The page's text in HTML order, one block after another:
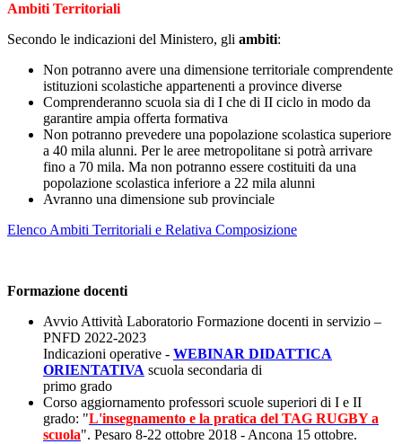
Ambiti Territoriali
Secondo le indicazioni del Ministero, gli ambiti:
Non potranno avere una dimensione territoriale comprendente
istituzioni scolastiche appartenenti a province diverse
Comprenderanno scuola sia di I che di II ciclo in modo da
garantire ampia offerta formativa
Non potranno prevedere una popolazione scolastica superiore
a 40 mila alunni. Per le aree metropolitane si potrà arrivare
fino a 70 mila. Ma non potranno essere costituiti da una
popolazione scolastica inferiore a 22 mila alunni
Avranno una dimensione sub provinciale
Elenco Ambiti Territoriali e Relativa Composizione
Formazione docenti
Avvio Attività Laboratorio Formazione docenti in servizio –
PNFD 2022-2023
Indicazioni operative - WEBINAR DIDATTICA
ORIENTATIVA scuola secondaria di
primo grado
Corso aggiornamento professori scuole superiori di I e II
grado: "L'insegnamento e la pratica del TAG RUGBY a
scuola". Pesaro 8-22 ottobre 2018 - Ancona 15 ottobre.